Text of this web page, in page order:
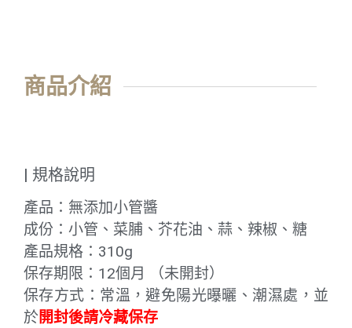
商品介紹
| 規格說明
產品：無添加小管醬
成份：小管、菜脯、芥花油、蒜、辣椒、糖
產品規格：310g
保存期限：12個月 （未開封）
保存方式：常溫，避免陽光曝曬、潮濕處，並
於開封後請冷藏保存